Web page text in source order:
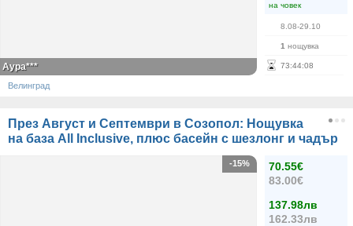
на човек
8.08-29.10
1 нощувка
73:44:07
Аура***
Велинград
През Август и Септември в Созопол: Нощувка
на база All Inclusive, плюс басейн с шезлонг и чадър
70.55€
83.00€
137.98лв
162.33лв
-15%